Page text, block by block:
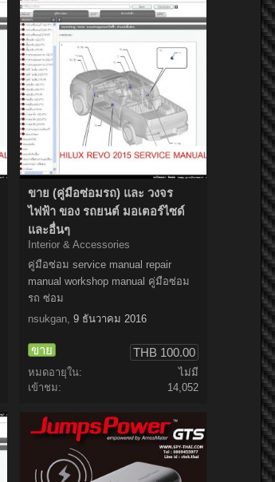
ขาย (คู่มือซ่อมรถ) และ วงจร
ไฟฟ้า ของ รถยนต์ มอเตอร์ไซด์
และอื่นๆ
Interior & Accessories
คู่มือซ่อม service manual repair
manual workshop manual คู่มือซ่อม
รถ ซ่อม
nsukgan 9 ธันวาคม 2016
ขาย THB 100.00
หมดอายุใน:
ไม่มี
เข้าชม:
14,052